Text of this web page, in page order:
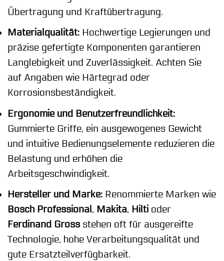
Übertragung und Kraftübertragung.
Materialqualität: Hochwertige Legierungen und
präzise gefertigte Komponenten garantieren
Langlebigkeit und Zuverlässigkeit. Achten Sie
auf Angaben wie Härtegrad oder
Korrosionsbeständigkeit.
Ergonomie und Benutzerfreundlichkeit:
Gummierte Griffe, ein ausgewogenes Gewicht
und intuitive Bedienungselemente reduzieren die
Belastung und erhöhen die
Arbeitsgeschwindigkeit.
Hersteller und Marke: Renommierte Marken wie
Bosch Professional, Makita, Hilti oder
Ferdinand Gross stehen oft für ausgereifte
Technologie, hohe Verarbeitungsqualität und
gute Ersatzteilverfügbarkeit.